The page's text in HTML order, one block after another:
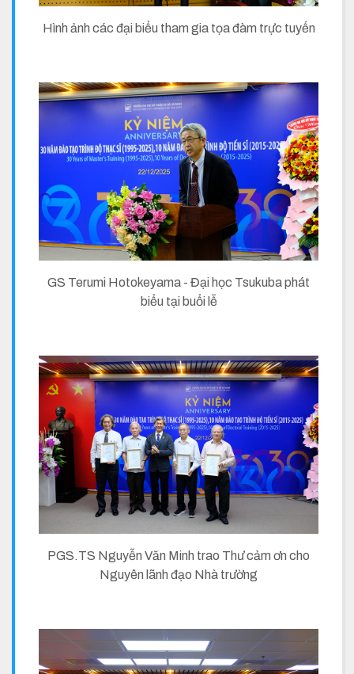
Hình ảnh các đại biểu tham gia tọa đàm trực tuyến
GS Terumi Hotokeyama - Đại học Tsukuba phát
biểu tại buổi lễ
PGS.TS Nguyễn Văn Minh trao Thư cảm ơn cho
Nguyên lãnh đạo Nhà trường